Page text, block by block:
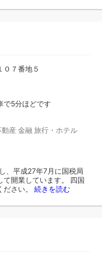
０７番地５
で5分ほどです
動産 金融 旅行・ホテル
、平成27年7月に国税局
て開業しています。 四国
さい。 続きを読む